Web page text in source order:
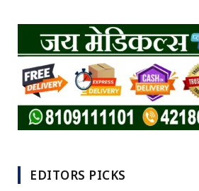
EDITORS PICKS